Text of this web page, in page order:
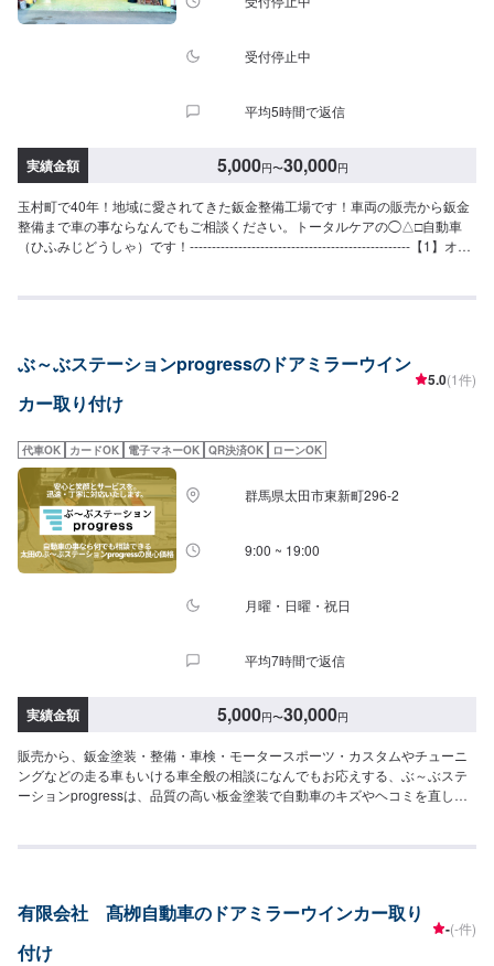
受付停止中
平均5時間で返信
実績金額 5,000円〜30,000円
玉村町で40年！地域に愛されてきた鈑金整備工場です！車両の販売から鈑金
整備まで車の事ならなんでもご相談ください。トータルケアの◯△□自動車
（ひふみじどうしゃ）です！--------------------------------------------------【1】オフ
たします。車種や状態により納期が前後する場合がございます。予め、ご了
ぶ～ぶステーションprogressのドアミラーウイン
カー取り付け
5.0(1件)
代車OK カードOK 電子マネーOK QR決済OK ローンOK
群馬県太田市東新町296-2
9:00 ~ 19:00
月曜・日曜・祝日
平均7時間で返信
実績金額 5,000円〜30,000円
販売から、鈑金塗装・整備・車検・モータースポーツ・カスタムやチューニ
ングなどの走る車もいける車全般の相談になんでもお応えする、ぶ～ぶステ
ーションprogressは、品質の高い板金塗装で自動車のキズやヘコミを直しま
ので、お気軽にお問い合わせください。ブレーキパッドの交換や車内のクリ
ドバイスを心掛けております。--------------------------------------------------【1】オ
ファーにてお問い合わせ【2】お見積り【3】お見積りにご納得いただければ
作業開始【4】仕上がり次第納車-----納期について-----納期は通常2〜4時間程
有限会社 髙栁自動車のドアミラーウインカー取り
付け
-(-件)